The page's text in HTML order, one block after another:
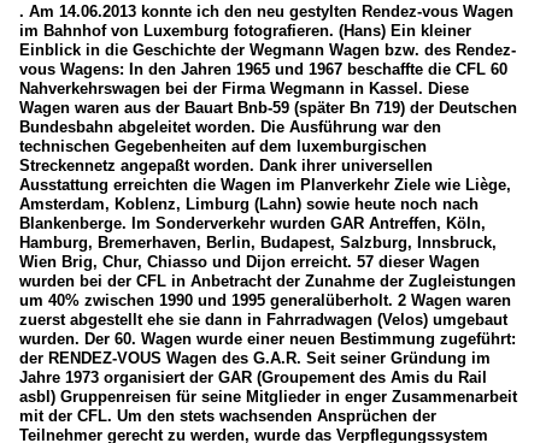
. Am 14.06.2013 konnte ich den neu gestylten Rendez-vous Wagen
im Bahnhof von Luxemburg fotografieren. (Hans) Ein kleiner
Einblick in die Geschichte der Wegmann Wagen bzw. des Rendez-
vous Wagens: In den Jahren 1965 und 1967 beschaffte die CFL 60
Nahverkehrswagen bei der Firma Wegmann in Kassel. Diese
Wagen waren aus der Bauart Bnb-59 (später Bn 719) der Deutschen
Bundesbahn abgeleitet worden. Die Ausführung war den
technischen Gegebenheiten auf dem luxemburgischen
Streckennetz angepaßt worden. Dank ihrer universellen
Ausstattung erreichten die Wagen im Planverkehr Ziele wie Liège,
Amsterdam, Koblenz, Limburg (Lahn) sowie heute noch nach
Blankenberge. Im Sonderverkehr wurden GAR Antreffen, Köln,
Hamburg, Bremerhaven, Berlin, Budapest, Salzburg, Innsbruck,
Wien Brig, Chur, Chiasso und Dijon erreicht. 57 dieser Wagen
wurden bei der CFL in Anbetracht der Zunahme der Zugleistungen
um 40% zwischen 1990 und 1995 generalüberholt. 2 Wagen waren
zuerst abgestellt ehe sie dann in Fahrradwagen (Velos) umgebaut
wurden. Der 60. Wagen wurde einer neuen Bestimmung zugeführt:
der RENDEZ-VOUS Wagen des G.A.R. Seit seiner Gründung im
Jahre 1973 organisiert der GAR (Groupement des Amis du Rail
asbl) Gruppenreisen für seine Mitglieder in enger Zusammenarbeit
mit der CFL. Um den stets wachsenden Ansprüchen der
Teilnehmer gerecht zu werden, wurde das Verpflegungssystem